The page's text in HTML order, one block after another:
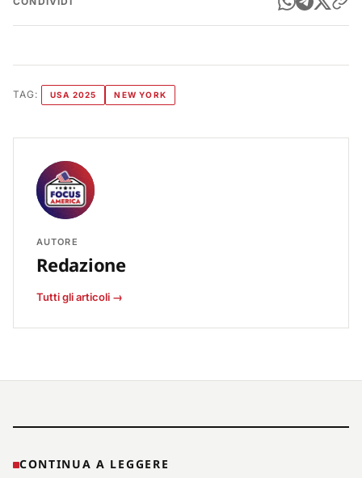
TAG: USA 2025 NEW YORK
AUTORE
Redazione
Tutti gli articoli →
CONTINUA A LEGGERE